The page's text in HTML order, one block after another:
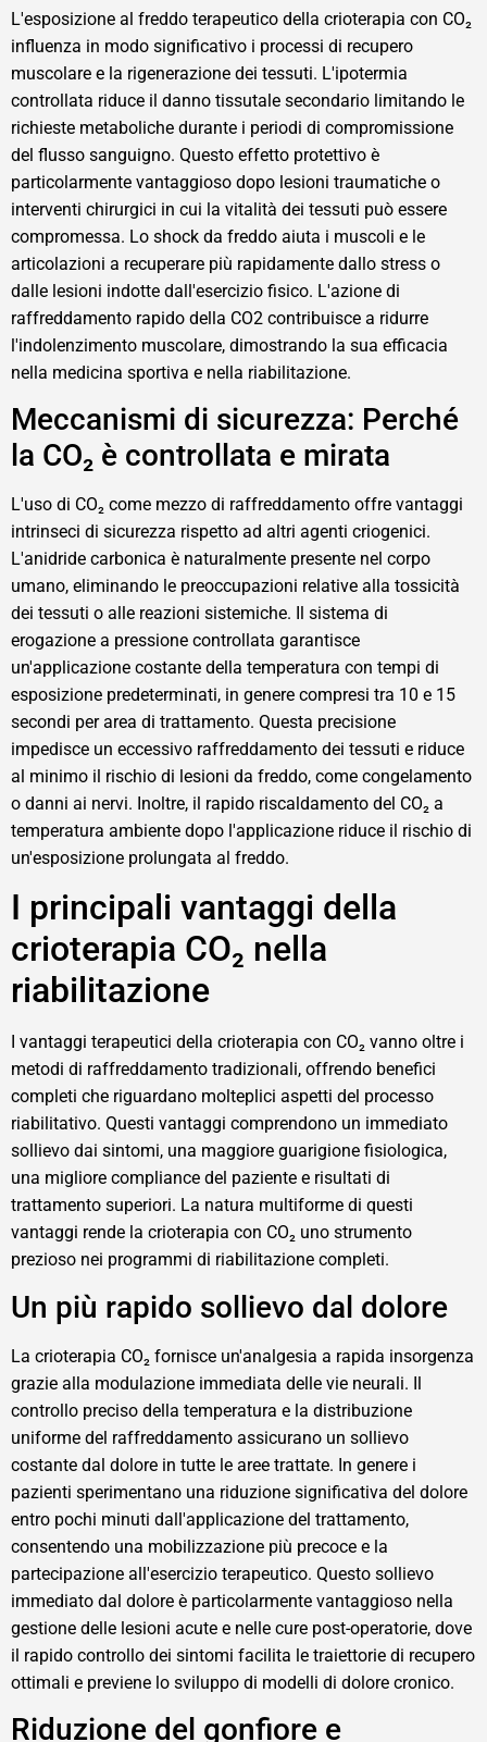
L'esposizione al freddo terapeutico della crioterapia con CO₂
influenza in modo significativo i processi di recupero
muscolare e la rigenerazione dei tessuti. L'ipotermia
controllata riduce il danno tissutale secondario limitando le
richieste metaboliche durante i periodi di compromissione
del flusso sanguigno. Questo effetto protettivo è
particolarmente vantaggioso dopo lesioni traumatiche o
interventi chirurgici in cui la vitalità dei tessuti può essere
compromessa. Lo shock da freddo aiuta i muscoli e le
articolazioni a recuperare più rapidamente dallo stress o
dalle lesioni indotte dall'esercizio fisico. L'azione di
raffreddamento rapido della CO2 contribuisce a ridurre
l'indolenzimento muscolare, dimostrando la sua efficacia
nella medicina sportiva e nella riabilitazione.
Meccanismi di sicurezza: Perché
la CO₂ è controllata e mirata
L'uso di CO₂ come mezzo di raffreddamento offre vantaggi
intrinseci di sicurezza rispetto ad altri agenti criogenici.
L'anidride carbonica è naturalmente presente nel corpo
umano, eliminando le preoccupazioni relative alla tossicità
dei tessuti o alle reazioni sistemiche. Il sistema di
erogazione a pressione controllata garantisce
un'applicazione costante della temperatura con tempi di
esposizione predeterminati, in genere compresi tra 10 e 15
secondi per area di trattamento. Questa precisione
impedisce un eccessivo raffreddamento dei tessuti e riduce
al minimo il rischio di lesioni da freddo, come congelamento
o danni ai nervi. Inoltre, il rapido riscaldamento del CO₂ a
temperatura ambiente dopo l'applicazione riduce il rischio di
un'esposizione prolungata al freddo.
I principali vantaggi della
crioterapia CO₂ nella
riabilitazione
I vantaggi terapeutici della crioterapia con CO₂ vanno oltre i
metodi di raffreddamento tradizionali, offrendo benefici
completi che riguardano molteplici aspetti del processo
riabilitativo. Questi vantaggi comprendono un immediato
sollievo dai sintomi, una maggiore guarigione fisiologica,
una migliore compliance del paziente e risultati di
trattamento superiori. La natura multiforme di questi
vantaggi rende la crioterapia con CO₂ uno strumento
prezioso nei programmi di riabilitazione completi.
Un più rapido sollievo dal dolore
La crioterapia CO₂ fornisce un'analgesia a rapida insorgenza
grazie alla modulazione immediata delle vie neurali. Il
controllo preciso della temperatura e la distribuzione
uniforme del raffreddamento assicurano un sollievo
costante dal dolore in tutte le aree trattate. In genere i
pazienti sperimentano una riduzione significativa del dolore
entro pochi minuti dall'applicazione del trattamento,
consentendo una mobilizzazione più precoce e la
partecipazione all'esercizio terapeutico. Questo sollievo
immediato dal dolore è particolarmente vantaggioso nella
gestione delle lesioni acute e nelle cure post-operatorie, dove
il rapido controllo dei sintomi facilita le traiettorie di recupero
ottimali e previene lo sviluppo di modelli di dolore cronico.
Riduzione del gonfiore e